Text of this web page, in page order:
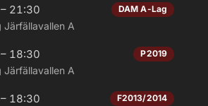
21:30 DAM A-Lag
Järfällavallen A
18:30 P2019
Järfällavallen A
18:30 F2013/2014